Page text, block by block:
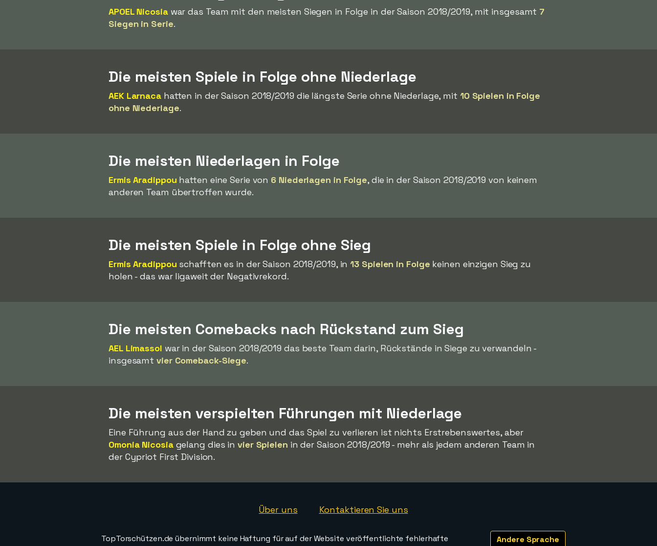
APOEL Nicosiawar das Team mit den meisten Siegen in Folge in der Saison 2018/2019, mit insgesamt 7
Siegen in Serie.
Die meisten Spiele in Folge ohne Niederlage
AEK Larnacahatten in der Saison 2018/2019 die längste Serie ohne Niederlage, mit 10 Spielen in Folge
ohne Niederlage.
Die meisten Niederlagen in Folge
Ermis Aradippou hatten eine Serie von 6 Niederlagen in Folge, die in der Saison 2018/2019 von keinem
anderen Team übertroffen wurde.
Die meisten Spiele in Folge ohne Sieg
Ermis Aradippou schafften es in der Saison 2018/2019, in13 Spielen in Folge keinen einzigen Sieg zu
holen - das war ligaweit der Negativrekord.
Die meisten Comebacks nach Rückstand zum Sieg
AEL Limassol war in der Saison 2018/2019 das beste Team darin, Rückstände in Siege zu verwandeln -
insgesamtvier Comeback-Siege.
Die meisten verspielten Führungen mit Niederlage
Eine Führung aus der Hand zu geben und das Spiel zu verlieren ist nichts Erstrebenswertes, aber
Omonia Nicosiagelang dies invier Spielen in der Saison 2018/2019 - mehr als jedem anderen Team in
der Cypriot First Division.
Über uns Kontaktieren Sie uns
Andere Sprache
TopTorschützen.de übernimmt keine Haftung für auf der Website veröffentlichte fehlerhafte